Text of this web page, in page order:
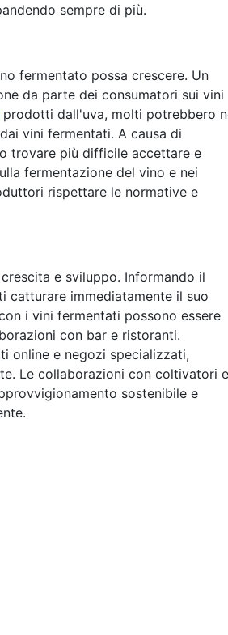
sempre di più.
fermentato possa crescere. Un
da parte dei consumatori sui vini
prodotti dall'uva, molti potrebbero
vini fermentati. A causa di
trovare più difficile accettare e
fermentazione del vino e nei
rispettare le normative e
e sviluppo. Informando il
catturare immediatamente il suo
i vini fermentati possono essere
con bar e ristoranti.
online e negozi specializzati,
Le collaborazioni con coltivatori e
sostenibile e